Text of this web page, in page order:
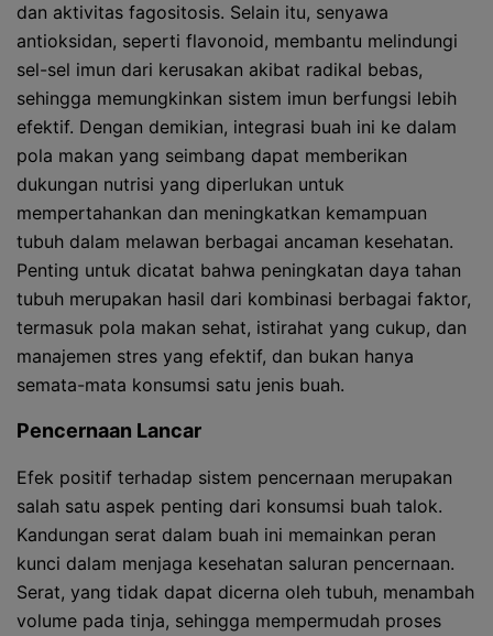
dan aktivitas fagositosis. Selain itu, senyawa
antioksidan, seperti flavonoid, membantu melindungi
sel-sel imun dari kerusakan akibat radikal bebas,
sehingga memungkinkan sistem imun berfungsi lebih
efektif. Dengan demikian, integrasi buah ini ke dalam
pola makan yang seimbang dapat memberikan
dukungan nutrisi yang diperlukan untuk
mempertahankan dan meningkatkan kemampuan
tubuh dalam melawan berbagai ancaman kesehatan.
Penting untuk dicatat bahwa peningkatan daya tahan
tubuh merupakan hasil dari kombinasi berbagai faktor,
termasuk pola makan sehat, istirahat yang cukup, dan
manajemen stres yang efektif, dan bukan hanya
semata-mata konsumsi satu jenis buah.
Pencernaan Lancar
Efek positif terhadap sistem pencernaan merupakan
salah satu aspek penting dari konsumsi buah talok.
Kandungan serat dalam buah ini memainkan peran
kunci dalam menjaga kesehatan saluran pencernaan.
Serat, yang tidak dapat dicerna oleh tubuh, menambah
volume pada tinja, sehingga mempermudah proses